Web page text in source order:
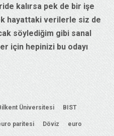
kalırsa pek de bir işe
hayattaki verilerle siz de
söylediğim gibi sanal
için hepinizi bu odayı
Üniversitesi BIST
paritesi Döviz euro